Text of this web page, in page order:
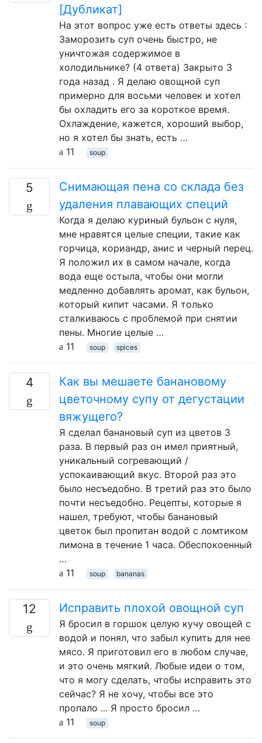
[Дубликат]
На этот вопрос уже есть ответы здесь :
Заморозить суп очень быстро, не
уничтожая содержимое в
холодильнике? (4 ответа) Закрыто 3
года назад . Я делаю овощной суп
примерно для восьми человек и хотел
бы охладить его за короткое время.
Охлаждение, кажется, хороший выбор,
но я хотел бы знать, есть …
11
soup
5
Снимающая пена со склада без
удаления плавающих специй
Когда я делаю куриный бульон с нуля,
мне нравятся целые специи, такие как
горчица, кориандр, анис и черный перец.
Я положил их в самом начале, когда
вода еще остыла, чтобы они могли
медленно добавлять аромат, как бульон,
который кипит часами. Я только
сталкиваюсь с проблемой при снятии
пены. Многие целые …
11
soup spices
4
Как вы мешаете банановому
цветочному супу от дегустации
вяжущего?
Я сделал банановый суп из цветов 3
раза. В первый раз он имел приятный,
уникальный согревающий /
успокаивающий вкус. Второй раз это
было несъедобно. В третий раз это было
почти несъедобно. Рецепты, которые я
нашел, требуют, чтобы банановый
цветок был пропитан водой с ломтиком
лимона в течение 1 часа. Обеспокоенный
…
11
soup bananas
12 Исправить плохой овощной суп
Я бросил в горшок целую кучу овощей с
водой и понял, что забыл купить для нее
мясо. Я приготовил его в любом случае,
и это очень мягкий. Любые идеи о том,
что я могу сделать, чтобы исправить это
сейчас? Я не хочу, чтобы все это
пропало ... Я просто бросил …
11
soup